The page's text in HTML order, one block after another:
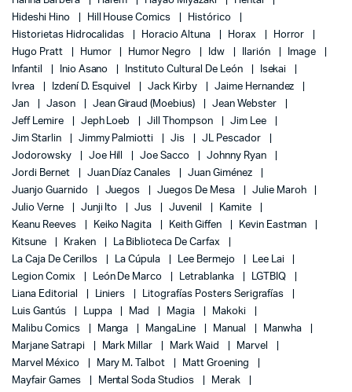
Hideshi Hino
Hill House Comics
Histórico
Historietas Hidrocalidas
Horacio Altuna Horax
Horror
Hugo Pratt
Humor Humor Negro Idw Ilarión
Image
Infantil
Inio Asano Instituto Cultural De León
Isekai
Ivrea
Izdení D. Esquivel Jack Kirby
Jaime Hernandez
Jan
Jason Jean Giraud (Moebius)
Jean Webster
Jeff Lemire
Jeph Loeb Jill Thompson
Jim Lee
Jim Starlin
Jimmy Palmiotti Jis
JL Pescador
Jodorowsky
Joe Hill Joe Sacco
Johnny Ryan
Jordi Bernet
Juan Díaz Canales
Juan Giménez
Juanjo Guarnido
Juegos Juegos De Mesa
Julie Maroh
Julio Verne
Junji Ito Jus Juvenil
Kamite
Keanu Reeves
Keiko Nagita Keith Giffen
Kevin Eastman
Kitsune
Kraken
La Biblioteca De Carfax
La Caja De Cerillos
La Cúpula Lee Bermejo
Lee Lai
Legion Comix
León De Marco Letrablanka
LGTBIQ
Liana Editorial
Liniers
Litografías Posters Serigrafías
Luis Gantús
Luppa Mad Magia
Makoki
Malibu Comics
Manga MangaLine Manual
Manwha
Marjane Satrapi
Mark Millar Mark Waid
Marvel
Marvel México
Mary M. Talbot
Matt Groening
Mayfair Games
Mental Soda Studios
Merak